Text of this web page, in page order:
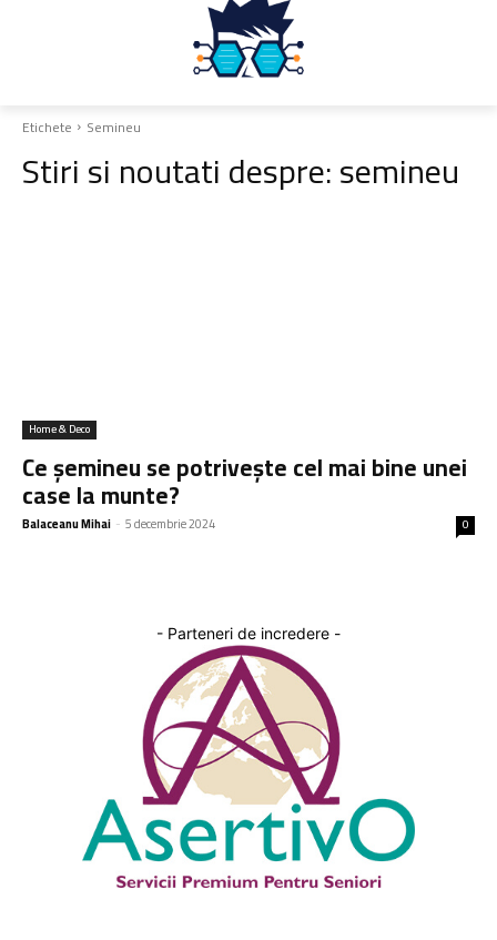
Etichete Semineu
Stiri si noutati despre:semineu
Home & Deco
Ce șemineu se potrivește cel mai bine unei
case la munte?
Balaceanu Mihai - 5 decembrie 2024 0
- Parteneri de incredere -